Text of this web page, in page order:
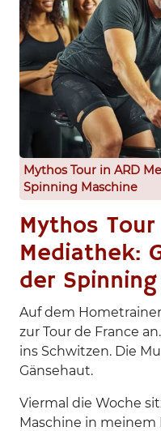
Mythos Tour in ARD
Spinning Maschine
Mythos
Mediathek:
der
Auf dem
zur Tour de France
ins Schwitzen. Die
Gänsehaut.
Viermal die Woche
Maschine in meinem